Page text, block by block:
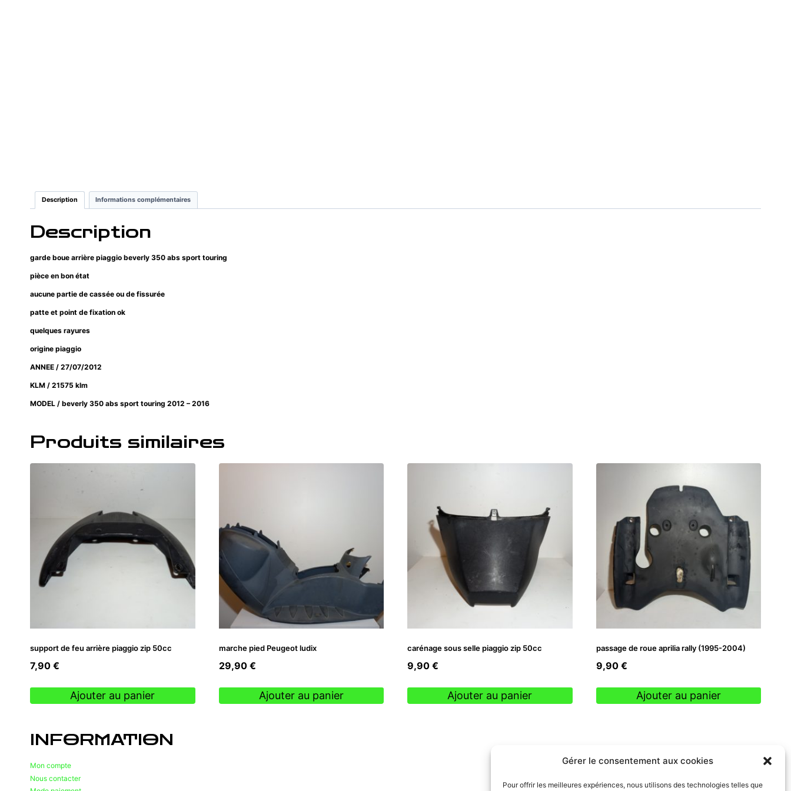
Gérer le consentement aux cookies
Pour offrir les meilleures expériences, nous utilisons des technologies telles que
Description Informations complémentaires
Description
garde boue arrière piaggio beverly 350 abs sport touring
pièce en bon état
aucune partie de cassée ou de fissurée
patte et point de fixation ok
quelques rayures
origine piaggio
ANNEE / 27/07/2012
KLM / 21575 klm
MODEL / beverly 350 abs sport touring 2012 – 2016
Produits similaires
support de feu arrière piaggio zip 50cc
7,90 €
Ajouter au panier
marche pied Peugeot ludix
29,90 €
Ajouter au panier
carénage sous selle piaggio zip 50cc
9,90 €
Ajouter au panier
passage de roue aprilia rally (1995-2004)
9,90 €
Ajouter au panier
INFORMATION
Mon compte
Nous contacter